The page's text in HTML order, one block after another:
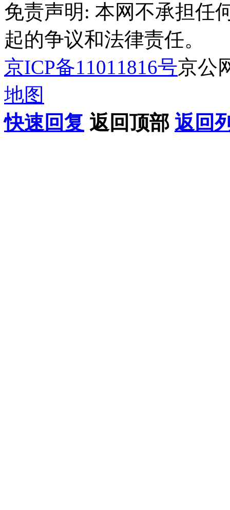
免责声明: 本网不承担任
起的争议和法律责任。
京ICP备11011816号京公
地图
快速回复 返回顶部 返回